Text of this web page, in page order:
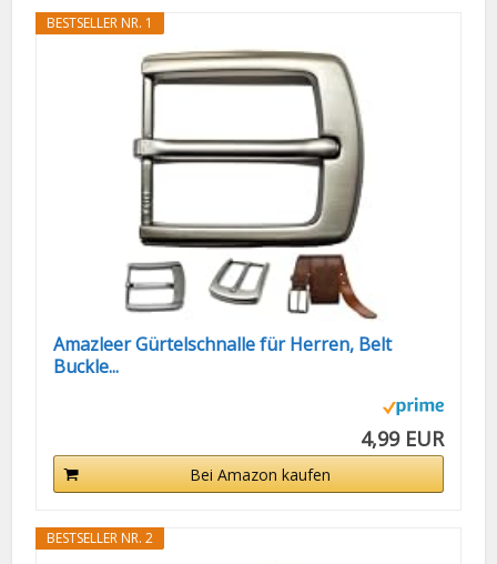
BESTSELLER NR. 1
Amazleer Gürtelschnalle für Herren, Belt
Buckle...
4,99 EUR
Bei Amazon kaufen
BESTSELLER NR. 2